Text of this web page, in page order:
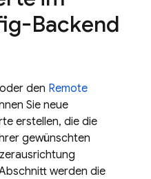
Backend
den Remote
Sie neue
erstellen, die die
gewünschten
werden die